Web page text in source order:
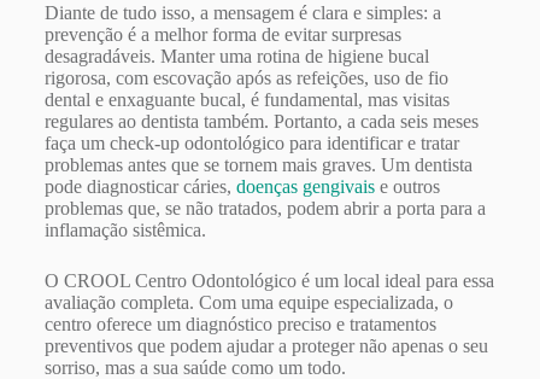
Diante de tudo isso, a mensagem é clara e simples: a
prevenção é a melhor forma de evitar surpresas
desagradáveis. Manter uma rotina de higiene bucal
rigorosa, com escovação após as refeições, uso de fio
dental e enxaguante bucal, é fundamental, mas visitas
regulares ao dentista também. Portanto, a cada seis meses
faça um check-up odontológico para identificar e tratar
problemas antes que se tornem mais graves. Um dentista
pode diagnosticar cáries, doenças gengivaise outros
problemas que, se não tratados, podem abrir a porta para a
inflamação sistêmica.
O CROOL Centro Odontológico é um local ideal para essa
avaliação completa. Com uma equipe especializada, o
centro oferece um diagnóstico preciso e tratamentos
preventivos que podem ajudar a proteger não apenas o seu
sorriso, mas a sua saúde como um todo.